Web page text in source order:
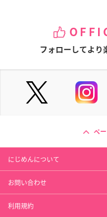
フォローしてより
ペ
にじめんについて
お問い合わせ
利用規約